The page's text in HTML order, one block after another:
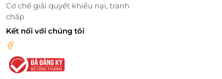
Cơ chế giải quyết khiếu nại, tranh
chấp
Kết nối với chúng tôi